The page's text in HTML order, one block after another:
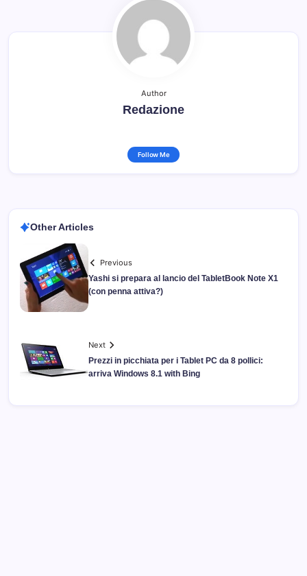
Author
Redazione
Follow Me
Other Articles
Previous
Yashi si prepara al lancio del TabletBook Note X1
(con penna attiva?)
Next
Prezzi in picchiata per i Tablet PC da 8 pollici:
arriva Windows 8.1 with Bing